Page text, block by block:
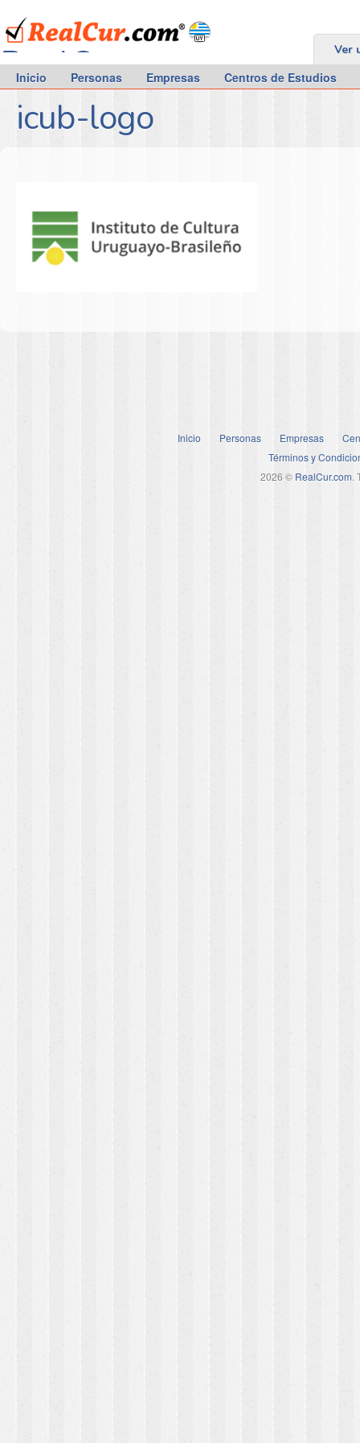
RealCur.com Ver
Inicio Personas Empresas Centros de Estudios
icub-logo
Inicio Personas Empresas
Términos y
2026 © RealCur.com.